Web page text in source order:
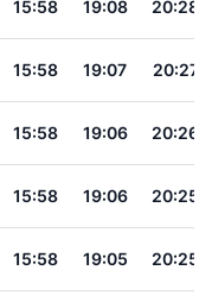
15:58 19:08 20:28
15:58 19:07 20:27
15:58 19:06 20:26
15:58 19:06 20:25
15:58 19:05 20:25